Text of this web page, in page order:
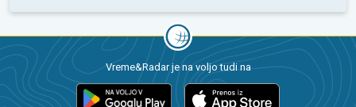
Vreme&Radar je na voljo tudi na